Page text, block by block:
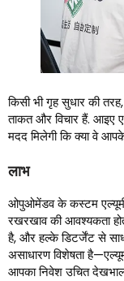
किसी भी गृह सुधार की
ताकत और विचार हैं.
मदद मिलेगी कि क्या वे
लाभ
ओपुओमेंडव के कस्टम
रखरखाव की आवश्यकता
है, और हल्के डिटर्जेंट से
असाधारण विशेषता
आपका निवेश उचित